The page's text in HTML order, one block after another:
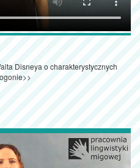
Disneya o charakterystycznych